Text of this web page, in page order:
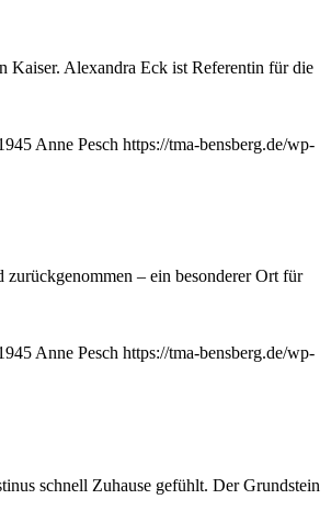
Kaiser. Alexandra Eck ist Referentin für die
Anne Pesch https://tma-bensberg.de/wp-
– ein besonderer Ort für
Anne Pesch https://tma-bensberg.de/wp-
schnell Zuhause gefühlt. Der Grundstein